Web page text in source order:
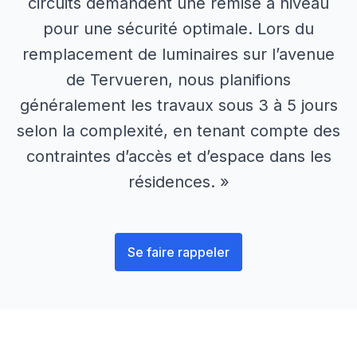
pour une sécurité optimale. Lors du
remplacement de luminaires sur l’avenue
de Tervueren, nous planifions
généralement les travaux sous 3 à 5 jours
selon la complexité, en tenant compte des
contraintes d’accès et d’espace dans les
résidences. »
Se faire rappeler